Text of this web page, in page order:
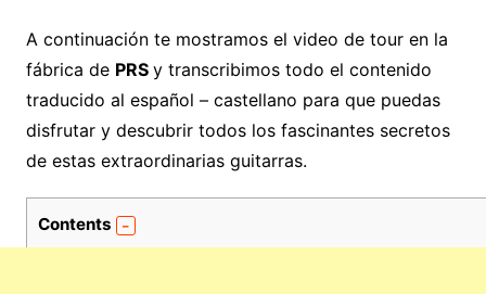
A continuación te mostramos el video de tour en la
fábrica de PRS y transcribimos todo el contenido
traducido al español – castellano para que puedas
disfrutar y descubrir todos los fascinantes secretos
de estas extraordinarias guitarras.
Contents